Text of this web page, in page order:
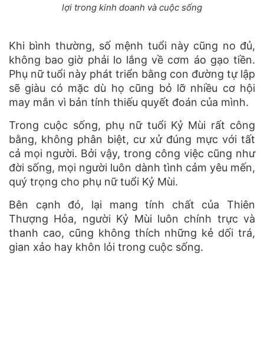
lợi trong kinh doanh và cuộc sống
Khi bình thường, số mệnh tuổi này cũng no đủ,
không bao giờ phải lo lắng về cơm áo gạo tiền.
Phụ nữ tuổi này phát triển bằng con đường tự lập
sẽ giàu có mặc dù họ cũng bỏ lỡ nhiều cơ hội
may mắn vì bản tính thiếu quyết đoán của mình.
Trong cuộc sống, phụ nữ tuổi Kỷ Mùi rất công
bằng, không phân biệt, cư xử đúng mực với tất
cả mọi người. Bởi vậy, trong công việc cũng như
đời sống, mọi người luôn dành tình cảm yêu mến,
quý trọng cho phụ nữ tuổi Kỷ Mùi.
Bên cạnh đó, lại mang tính chất của Thiên
Thượng Hỏa, người Kỷ Mùi luôn chính trực và
thanh cao, cũng không thích những kẻ dối trá,
gian xảo hay khôn lỏi trong cuộc sống.